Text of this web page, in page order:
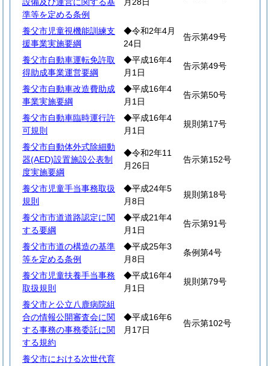
準等を定める条例
養父市児童視機能訓練支
援事業実施要綱
◆令和2年4月
24日
告示第49号
養父市自動車運転免許取
得助成事業運営要綱
◆平成16年4
月1日
告示第49号
養父市自動車改造費助成
事業実施要綱
◆平成16年4
月1日
告示第50号
養父市自動車臨時運行許
可規則
◆平成16年4
月1日
規則第17号
養父市自動体外式除細動
器(AED)設置施設公表制
度実施要綱
◆令和2年11
月26日
告示第152号
養父市児童手当事務取扱
規則
◆平成24年5
月8日
規則第18号
養父市市道道路認定に関
する要綱
◆平成21年4
月1日
告示第91号
養父市市道の構造の基準
等を定める条例
◆平成25年3
月8日
条例第4号
養父市児童扶養手当事務
取扱規則
◆平成16年4
月1日
規則第79号
養父市と公立八鹿病院組
合の情報公開審査会に関
する事務の事務委託に関
する規約
◆平成16年6
月17日
告示第102号
養父市における次世代育